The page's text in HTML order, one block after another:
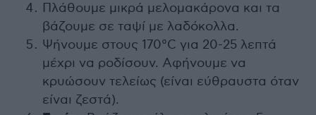
Πλάθουμε μικρά μελομακάρονα και τα
βάζουμε σε ταψί με λαδόκολλα.
Ψήνουμε στους 170°C για 20-25 λεπτά
μέχρι να ροδίσουν. Αφήνουμε να
κρυώσουν τελείως (είναι εύθραυστα όταν
είναι ζεστά).